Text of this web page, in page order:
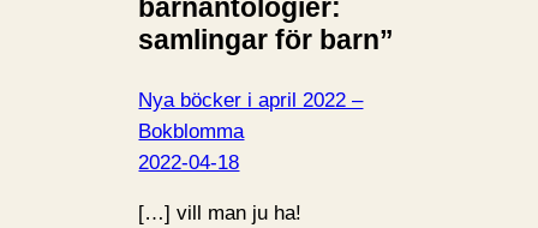
barnantologier:
samlingar för barn”
Nya böcker i april 2022 –
Bokblomma
2022-04-18
[…] vill man ju ha!